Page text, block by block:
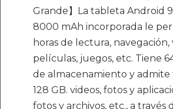
Grande】La tableta Android
8000 mAh incorporada le
horas de lectura, navegación,
películas, juegos, etc. Tiene
de almacenamiento y admite
128 GB. videos, fotos y
fotos y archivos, etc., a